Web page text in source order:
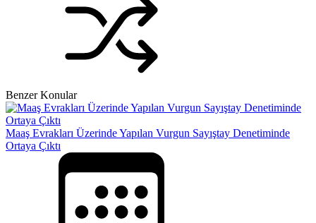
Benzer Konular
Maaş Evrakları Üzerinde Yapılan Vurgun Sayıştay Denetiminde
Ortaya Çıktı